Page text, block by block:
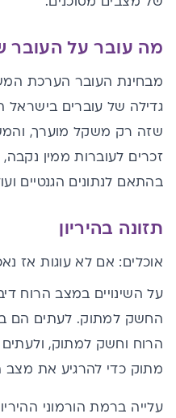
מה עובר על העובר
מבחינת העובר הערכת
שזה רק משקל מוערך,
זכרים לעוברות ממין נקבה,
בהתאם לנתונים הגנטיים
תזונה בהיריון
אוכלים: אם לא עוגות אז
על השינויים במצב הרוח
החשק למתוק. לעתים הם
הרוח וחשק למתוק,
מתוק כדי להרגיע את מצב
עלייה ברמת הורמוני